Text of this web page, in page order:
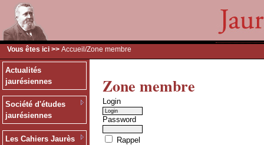
Vous êtes ici >> Accueil /Zone membre
Actualités
jaurésiennes
Société d'études
jaurésiennes
Les Cahiers Jaurès
Zone membre
Login
Password
Rappel